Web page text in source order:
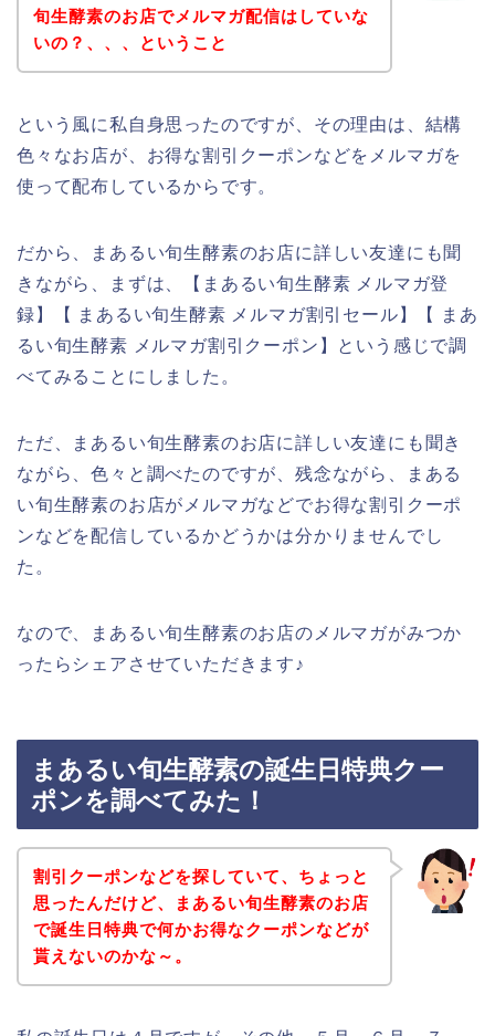
旬生酵素のお店でメルマガ配信はしていな
いの？、、、ということ
という風に私自身思ったのですが、その理由は、結構
色々なお店が、お得な割引クーポンなどをメルマガを
使って配布しているからです。
だから、まあるい旬生酵素のお店に詳しい友達にも聞
きながら、まずは、【まあるい旬生酵素 メルマガ登
録】【 まあるい旬生酵素 メルマガ割引セール】【 まあ
るい旬生酵素 メルマガ割引クーポン】という感じで調
べてみることにしました。
ただ、まあるい旬生酵素のお店に詳しい友達にも聞き
ながら、色々と調べたのですが、残念ながら、まある
い旬生酵素のお店がメルマガなどでお得な割引クーポ
ンなどを配信しているかどうかは分かりませんでし
た。
なので、まあるい旬生酵素のお店のメルマガがみつか
ったらシェアさせていただきます♪
まあるい旬生酵素の誕生日特典クー
ポンを調べてみた！
割引クーポンなどを探していて、ちょっと
思ったんだけど、まあるい旬生酵素のお店
で誕生日特典で何かお得なクーポンなどが
貰えないのかな～。